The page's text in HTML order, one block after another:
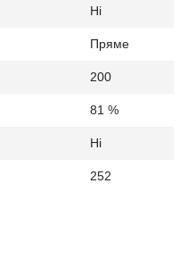
Ні
Пряме
200
81 %
Ні
252